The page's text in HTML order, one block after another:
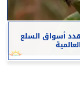
أسواق السلع
العالمية